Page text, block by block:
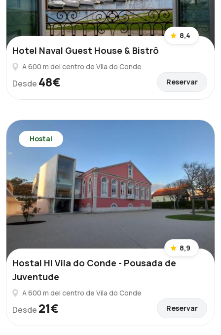
8,4
Hotel Naval Guest House & Bistrô
A 600 m del centro de Vila do Conde
Desde 48€ Reservar
Hostal
8,9
Hostal HI Vila do Conde - Pousada de
Juventude
A 600 m del centro de Vila do Conde
Desde 21€ Reservar